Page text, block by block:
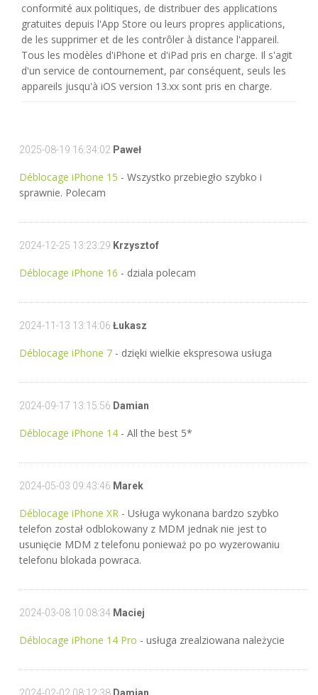
conformité aux politiques, de distribuer des applications
gratuites depuis l'App Store ou leurs propres applications,
de les supprimer et de les contrôler à distance l'appareil.
Tous les modèles d'iPhone et d'iPad pris en charge. Il s'agit
d'un service de contournement, par conséquent, seuls les
appareils jusqu'à iOS version 13.xx sont pris en charge.
2025-08-19 16:34:02 Paweł
Déblocage iPhone 15 - Wszystko przebiegło szybko i
sprawnie. Polecam
2024-12-25 13:23:29 Krzysztof
Déblocage iPhone 16 - dziala polecam
2024-11-13 13:14:06 Łukasz
Déblocage iPhone 7 - dzięki wielkie ekspresowa usługa
2024-09-17 13:15:56 Damian
Déblocage iPhone 14 - All the best 5*
2024-05-03 09:43:46 Marek
Déblocage iPhone XR - Usługa wykonana bardzo szybko
telefon został odblokowany z MDM jednak nie jest to
usunięcie MDM z telefonu ponieważ po po wyzerowaniu
telefonu blokada powraca.
2024-03-08 10:08:34 Maciej
Déblocage iPhone 14 Pro - usługa zrealziowana należycie